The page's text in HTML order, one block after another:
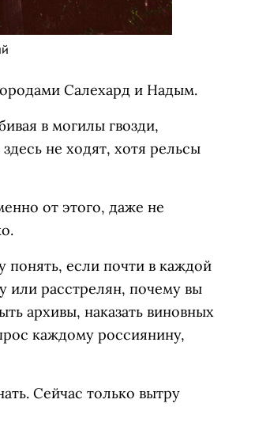
Салехард и Надым.
в могилы гвозди,
не ходят, хотя рельсы
от этого, даже не
понять, если почти в каждой
или расстрелян, почему вы
архивы, наказать виновных
каждому россиянину,
Сейчас только вытру